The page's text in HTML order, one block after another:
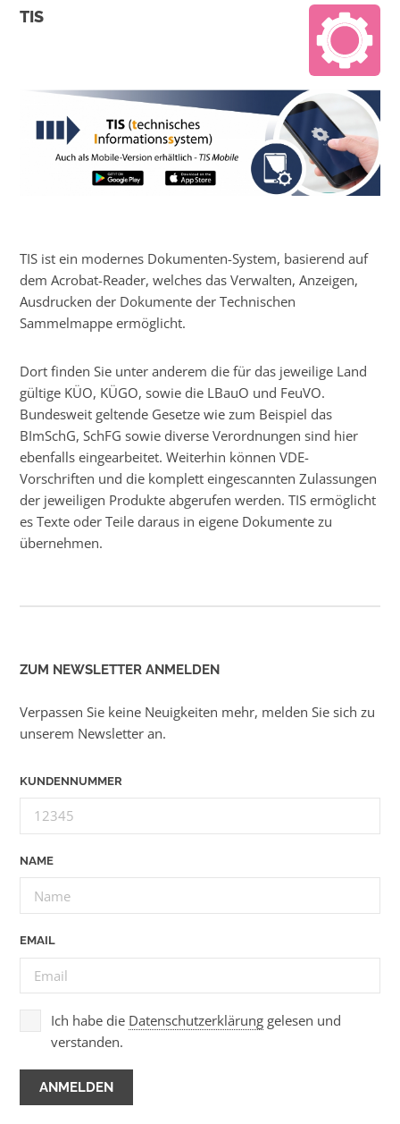
TIS
TIS ist ein modernes Dokumenten-System, basierend auf
dem Acrobat-Reader, welches das Verwalten, Anzeigen,
Ausdrucken der Dokumente der Technischen
Sammelmappe ermöglicht.
Dort finden Sie unter anderem die für das jeweilige Land
gültige KÜO, KÜGO, sowie die LBauO und FeuVO.
Bundesweit geltende Gesetze wie zum Beispiel das
BImSchG, SchFG sowie diverse Verordnungen sind hier
ebenfalls eingearbeitet. Weiterhin können VDE-
Vorschriften und die komplett eingescannten Zulassungen
der jeweiligen Produkte abgerufen werden. TIS ermöglicht
es Texte oder Teile daraus in eigene Dokumente zu
übernehmen.
ZUM NEWSLETTER ANMELDEN
Verpassen Sie keine Neuigkeiten mehr, melden Sie sich zu
unserem Newsletter an.
KUNDENNUMMER
NAME
EMAIL
Ich habe die Datenschutzerklärung gelesen und
verstanden.